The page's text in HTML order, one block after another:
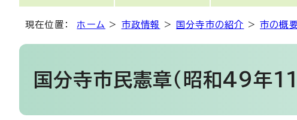
現在位置： ホーム > 市政情報 > 国分寺市の紹介 >市の概
国分寺市民憲章（昭和49年